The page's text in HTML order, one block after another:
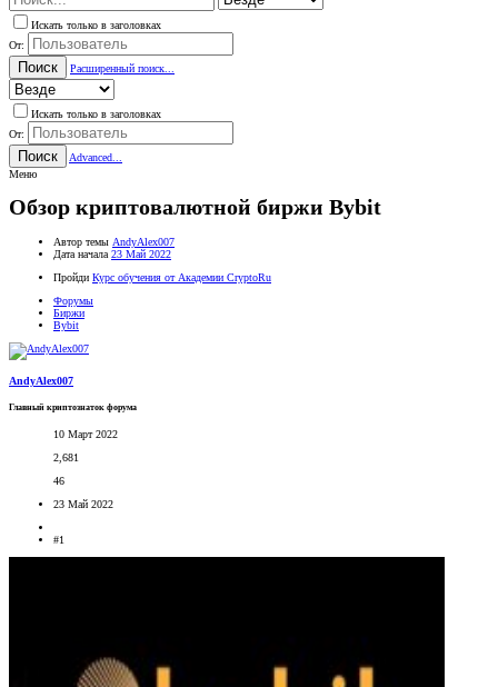
Искать только в заголовках
От:
Поиск Расширенный поиск...
Искать только в заголовках
От:
Поиск
Advanced...
Меню
Обзор криптовалютной биржи Bybit
Автор темы AndyAlex007
Дата начала 23 Май 2022
Пройди Курс обучения от Академии CryptoRu
Форумы
Биржи
Bybit
AndyAlex007
Главный криптознаток форума
10 Март 2022
2,681
46
23 Май 2022
#1